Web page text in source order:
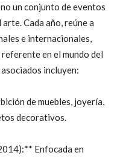
un conjunto de eventos
Cada año, reúne a
e internacionales,
en el mundo del
incluyen:
de muebles, joyería,
decorativos.
Enfocada en